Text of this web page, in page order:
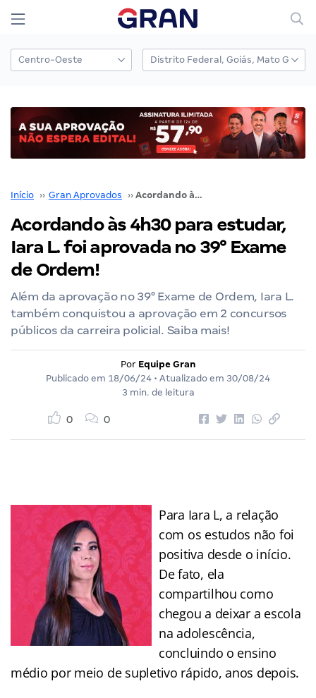
Início ›› Gran Aprovados ›› Acordando às 4h30 para estudar, Iara L. foi aprovada no 39° Exame de Ordem!
Acordando às 4h30 para estudar,
Iara L. foi aprovada no 39° Exame
de Ordem!
Além da aprovação no 39° Exame de Ordem, Iara L.
também conquistou a aprovação em 2 concursos
públicos da carreira policial. Saiba mais!
Por Equipe Gran
Publicado em 18/06/24 • Atualizado em 30/08/24
3 min. de leitura
0 0
Para Iara L, a relação
com os estudos não foi
positiva desde o início.
De fato, ela
compartilhou como
chegou a deixar a escola
na adolescência,
concluindo o ensino
médio por meio de supletivo rápido, anos depois.